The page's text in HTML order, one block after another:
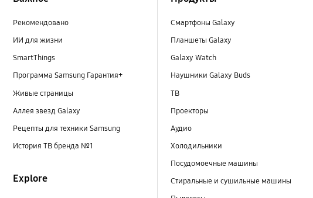
Рекомендовано
ИИ для жизни
SmartThings
Программа Samsung Гарантия+
Живые страницы
Аллея звезд Galaxy
Рецепты для техники Samsung
История ТВ бренда №1
Explore
Смартфоны Galaxy
Планшеты Galaxy
Galaxy Watch
Наушники Galaxy Buds
ТВ
Проекторы
Аудио
Холодильники
Посудомоечные машины
Стиральные и сушильные машины